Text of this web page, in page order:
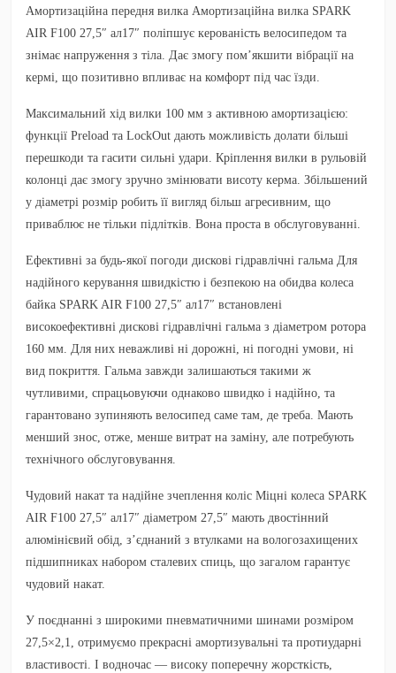
Амортизаційна передня вилка Амортизаційна вилка SPARK
AIR F100 27,5″ ал17″ поліпшує керованість велосипедом та
знімає напруження з тіла. Дає змогу пом’якшити вібрації на
кермі, що позитивно впливає на комфорт під час їзди.
Максимальний хід вилки 100 мм з активною амортизацією:
функції Preload та LockOut дають можливість долати більші
перешкоди та гасити сильні удари. Кріплення вилки в рульовій
колонці дає змогу зручно змінювати висоту керма. Збільшений
у діаметрі розмір робить її вигляд більш агресивним, що
приваблює не тільки підлітків. Вона проста в обслуговуванні.
Ефективні за будь-якої погоди дискові гідравлічні гальма Для
надійного керування швидкістю і безпекою на обидва колеса
байка SPARK AIR F100 27,5″ ал17″ встановлені
високоефективні дискові гідравлічні гальма з діаметром ротора
160 мм. Для них неважливі ні дорожні, ні погодні умови, ні
вид покриття. Гальма завжди залишаються такими ж
чутливими, спрацьовуючи однаково швидко і надійно, та
гарантовано зупиняють велосипед саме там, де треба. Мають
менший знос, отже, менше витрат на заміну, але потребують
технічного обслуговування.
Чудовий накат та надійне зчеплення коліс Міцні колеса SPARK
AIR F100 27,5″ ал17″ діаметром 27,5″ мають двостінний
алюмінієвий обід, з’єднаний з втулками на вологозахищених
підшипниках набором сталевих спиць, що загалом гарантує
чудовий накат.
У поєднанні з широкими пневматичними шинами розміром
27,5×2,1, отримуємо прекрасні амортизувальні та протиударні
властивості. І водночас — високу поперечну жорсткість,